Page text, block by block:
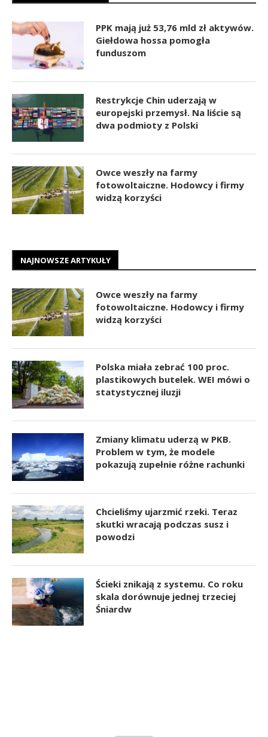
PPK mają już 53,76 mld zł aktywów.
Giełdowa hossa pomogła
funduszom
Restrykcje Chin uderzają w
europejski przemysł. Na liście są
dwa podmioty z Polski
Owce weszły na farmy
fotowoltaiczne. Hodowcy i firmy
widzą korzyści
NAJNOWSZE ARTYKUŁY
Owce weszły na farmy
fotowoltaiczne. Hodowcy i firmy
widzą korzyści
Polska miała zebrać 100 proc.
plastikowych butelek. WEI mówi o
statystycznej iluzji
Zmiany klimatu uderzą w PKB.
Problem w tym, że modele
pokazują zupełnie różne rachunki
Chcieliśmy ujarzmić rzeki. Teraz
skutki wracają podczas susz i
powodzi
Ścieki znikają z systemu. Co roku
skala dorównuje jednej trzeciej
Śniardw